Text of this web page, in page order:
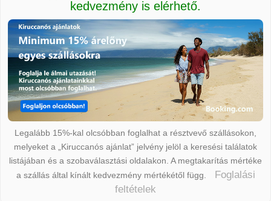
kedvezmény is elérhető.
Legalább 15%-kal olcsóbban foglalhat a résztvevő szállásokon,
melyeket a „Kiruccanós ajánlat” jelvény jelöl a keresési találatok
listájában és a szobaválasztási oldalakon. A megtakarítás mértéke
a szállás által kínált kedvezmény mértékétől függ.
Foglalási
feltételek